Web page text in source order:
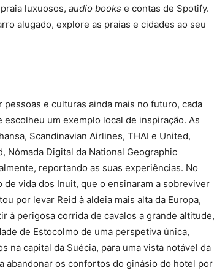
luxuosos, audio books e contas de Spotify.
alugado, explore as praias e cidades ao seu
e culturas ainda mais no futuro, cada
um exemplo local de inspiração. As
Scandinavian Airlines, THAI e United,
Nómada Digital da National Geographic
reportando as suas experiências. No
vida dos Inuit, que o ensinaram a sobreviver
por levar Reid à aldeia mais alta da Europa,
à perigosa corrida de cavalos a grande altitude,
de Estocolmo de uma perspetiva única,
na capital da Suécia, para uma vista notável da
abandonar os confortos do ginásio do hotel por